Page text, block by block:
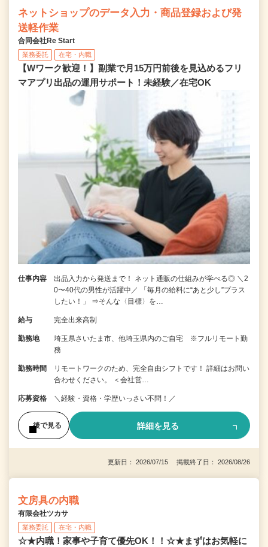
ネットショップのデータ入力・商品登録および発
送軽作業
合同会社Re Start
業務委託 在宅・内職
【Wワーク歓迎！】副業で月15万円前後を見込めるフリ
マアプリ出品の運用サポート！未経験／在宅OK
仕事内容
出品入力から発送まで！ ネット通販の仕組みが学べる◎ ＼2
0〜40代の男性が活躍中／ 「毎月の給料に“あと少し”プラス
したい！」 ⇒そんな〈目標〉を…
給与 完全出来高制
勤務地
埼玉県さいたま市、他埼玉県内のご自宅 ※フルリモート勤
務
勤務時間
リモートワークのため、完全自由シフトです！ 詳細はお問い
合わせください。 ＜会社営…
応募資格 ＼経験・資格・学歴いっさい不問！／
後で見る 詳細を見る
更新日： 2026/07/15 掲載終了日： 2026/08/26
文房具の内職
有限会社ツカサ
業務委託 在宅・内職
☆★内職！家事や子育て優先OK！！☆★まずはお気軽に